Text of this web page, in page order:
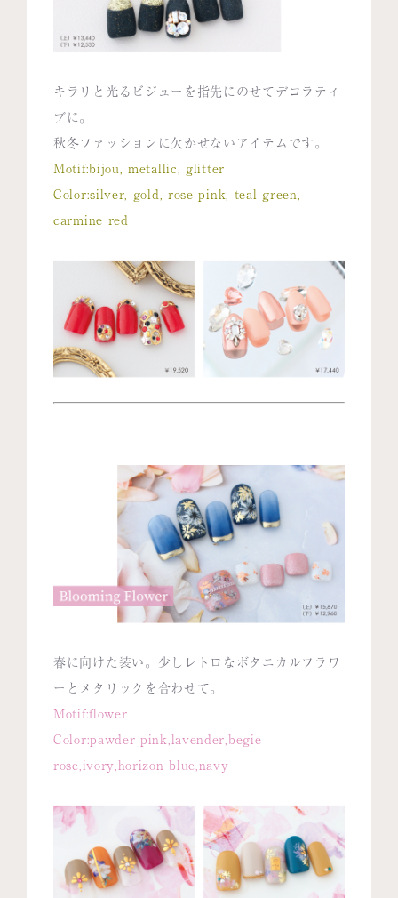
キラリと光るビジューを指先にのせてデコラティ
ブに。
秋冬ファッションに欠かせないアイテムです。
Motif:bijou, metallic, glitter
Color:silver, gold, rose pink, teal green,
carmine red
春に向けた装い。少しレトロなボタニカルフラワ
ーとメタリックを合わせて。
Motif:flower
Color:pawder pink,lavender,begie
rose,ivory,horizon blue,navy